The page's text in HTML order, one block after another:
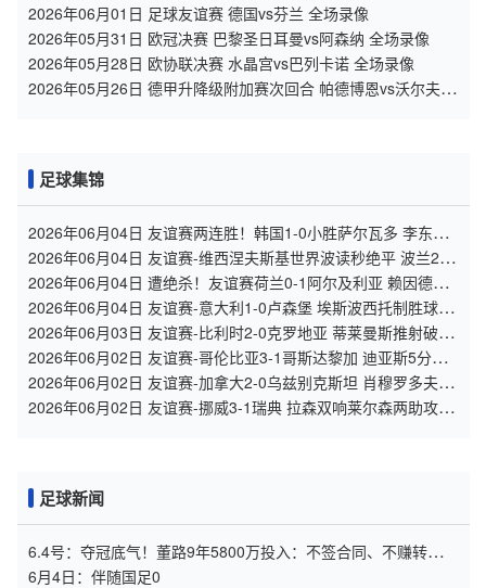
2026年06月01日 足球友谊赛 德国vs芬兰 全场录像
2026年05月31日 欧冠决赛 巴黎圣日耳曼vs阿森纳 全场录像
2026年05月28日 欧协联决赛 水晶宫vs巴列卡诺 全场录像
2026年05月26日 德甲升降级附加赛次回合 帕德博恩vs沃尔夫斯
足球集锦
2026年06月04日 友谊赛两连胜！韩国1-0小胜萨尔瓦多 李东炅
直接任意球破门
2026年06月04日 友谊赛-维西涅夫斯基世界波读秒绝平 波兰2-2
尼日利亚
2026年06月04日 遭绝杀！友谊赛荷兰0-1阿尔及利亚 赖因德斯
进球无效 穆萨建功
2026年06月04日 友谊赛-意大利1-0卢森堡 埃斯波西托制胜球皮
西利助攻
2026年06月03日 友谊赛-比利时2-0克罗地亚 蒂莱曼斯推射破门
卢卡库单刀建功
2026年06月02日 友谊赛-哥伦比亚3-1哥斯达黎加 迪亚斯5分钟
传射 J罗精彩助攻
2026年06月02日 友谊赛-加拿大2-0乌兹别克斯坦 肖穆罗多夫失
单刀 奥卢瓦塞伊两助
2026年06月02日 友谊赛-挪威3-1瑞典 拉森双响莱尔森两助攻伊
足球新闻
6.4号：夺冠底气！董路9年5800万投入：不签合同、不赚转会
费，只为中国足球未来
6月4日：伴随国足0